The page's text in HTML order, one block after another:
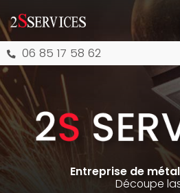
au
contenu
principal06 85 17 58 62
Entreprise de
Découpe